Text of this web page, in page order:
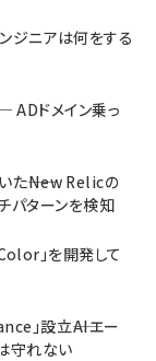
ジニアは何をする
ADドメイン乗っ
た――New Relicの
パターンを検知
」を開発して
」設立――AIエー
守れない